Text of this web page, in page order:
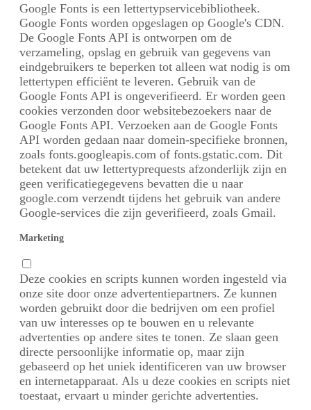
Google Fonts is een lettertypservicebibliotheek.
Google Fonts worden opgeslagen op Google's CDN.
De Google Fonts API is ontworpen om de
verzameling, opslag en gebruik van gegevens van
eindgebruikers te beperken tot alleen wat nodig is om
lettertypen efficiënt te leveren. Gebruik van de
Google Fonts API is ongeverifieerd. Er worden geen
cookies verzonden door websitebezoekers naar de
Google Fonts API. Verzoeken aan de Google Fonts
API worden gedaan naar domein-specifieke bronnen,
zoals fonts.googleapis.com of fonts.gstatic.com. Dit
betekent dat uw lettertyprequests afzonderlijk zijn en
geen verificatiegegevens bevatten die u naar
google.com verzendt tijdens het gebruik van andere
Google-services die zijn geverifieerd, zoals Gmail.
Marketing
Deze cookies en scripts kunnen worden ingesteld via
onze site door onze advertentiepartners. Ze kunnen
worden gebruikt door die bedrijven om een ​​profiel
van uw interesses op te bouwen en u relevante
advertenties op andere sites te tonen. Ze slaan geen
directe persoonlijke informatie op, maar zijn
gebaseerd op het uniek identificeren van uw browser
en internetapparaat. Als u deze cookies en scripts niet
toestaat, ervaart u minder gerichte advertenties.